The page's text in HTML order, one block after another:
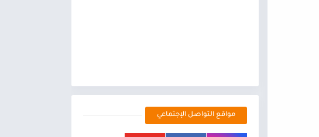
مواقع التواصل الإجتماعي